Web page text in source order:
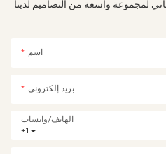
اسم
بريد إلكتروني
+1
الهاتف/واتساب